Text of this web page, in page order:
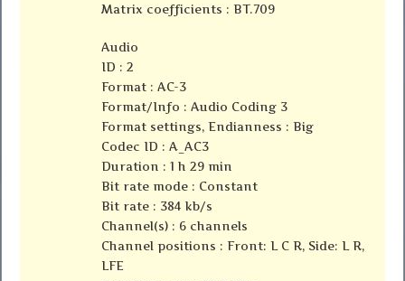
Matrix coefficients : BT.709
Audio
ID : 2
Format : AC-3
Format/Info : Audio Coding 3
Format settings, Endianness : Big
Codec ID : A_AC3
Duration : 1 h 29 min
Bit rate mode : Constant
Bit rate : 384 kb/s
Channel(s) : 6 channels
Channel positions : Front: L C R, Side: L R,
LFE